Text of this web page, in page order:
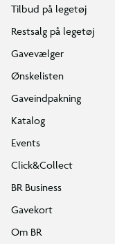
Tilbud på legetøj
Restsalg på legetøj
Gavevælger
Ønskelisten
Gaveindpakning
Katalog
Events
Click&Collect
BR Business
Gavekort
Om BR